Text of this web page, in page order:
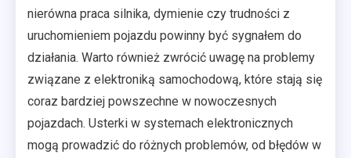
nierówna praca silnika, dymienie czy trudności z
uruchomieniem pojazdu powinny być sygnałem do
działania. Warto również zwrócić uwagę na problemy
związane z elektroniką samochodową, które stają się
coraz bardziej powszechne w nowoczesnych
pojazdach. Usterki w systemach elektronicznych
mogą prowadzić do różnych problemów, od błędów w